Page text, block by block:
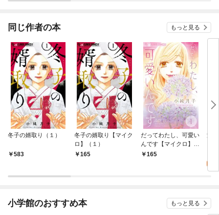
同じ作者の本 もっと見る
冬子の婿取り（１）
583
冬子の婿取り【マイク
ロ】（１）
165
だってわたし、可愛い
んです【マイクロ】
（１）
165
海
小学館のおすすめ本 もっと見る